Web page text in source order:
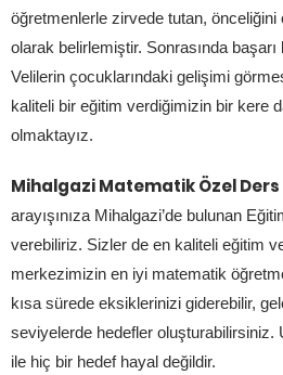
öğretmenlerle zirvede tutan, önceliğini
olarak belirlemiştir. Sonrasında
Velilerin çocuklarındaki gelişimi
kaliteli bir eğitim verdiğimizin bir kere
olmaktayız.
Mihalgazi Matematik Özel
arayışınıza Mihalgazi’de bulunan
verebiliriz. Sizler de en kaliteli eğitim
merkezimizin en iyi matematik
kısa sürede eksiklerinizi giderebilir,
seviyelerde hedefler oluşturabilirsiniz.
ile hiç bir hedef hayal değildir.